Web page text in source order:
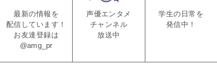
最新の情報を
配信しています！
お友達登録は
@amg_pr
声優エンタメ
チャンネル
放送中
学生の日常を
発信中！